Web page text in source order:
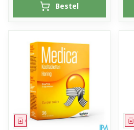
Bestel
Geneesmiddel